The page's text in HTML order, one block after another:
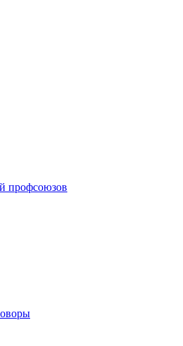
профсоюзов